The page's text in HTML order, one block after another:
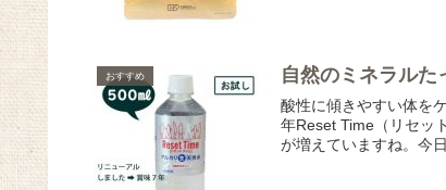
おすすめ 自然のミネラルた
酸性に傾きやすい体を
年Reset Time（リセッ
が増えていますね。今